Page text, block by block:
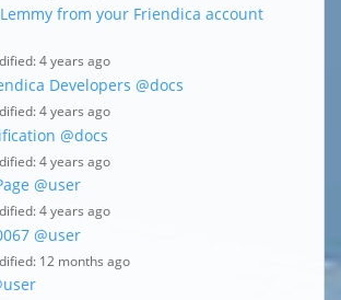
from your Friendica account
4 years ago
Developers @docs
4 years ago
@docs
4 years ago
@user
4 years ago
@user
12 months ago